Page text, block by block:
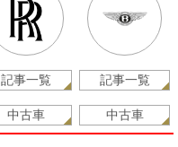
記事一覧
中古車
記事一覧
中古車